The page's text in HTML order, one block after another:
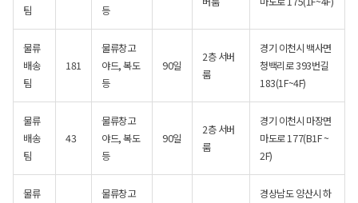
팀
등
물류
배송
팀
181
물류창고
야드, 복도
등
90일
2층 서버
룸
경기 이천시 백사면
청백리로 393번길
183(1F~4F)
물류
배송
팀
43
물류창고
야드, 복도
등
90일
2층 서버
룸
경기 이천시 마장면
마도로 177(B1F ~
2F)
물류
물류창고
경상남도 양산시 하